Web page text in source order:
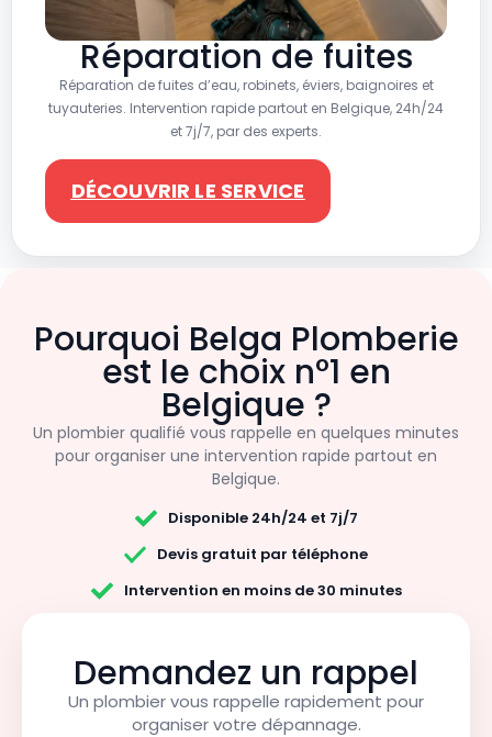
Réparation de fuites
Réparation de fuites d’eau, robinets, éviers, baignoires et
tuyauteries. Intervention rapide partout en Belgique, 24h/24
et 7j/7, par des experts.
DÉCOUVRIR LE SERVICE
Pourquoi Belga Plomberie
est le choix n°1 en
Belgique ?
Un plombier qualifié vous rappelle en quelques minutes
pour organiser une intervention rapide partout en
Belgique.
Disponible 24h/24 et 7j/7
Devis gratuit par téléphone
Intervention en moins de 30 minutes
Demandez un rappel
Un plombier vous rappelle rapidement pour
organiser votre dépannage.